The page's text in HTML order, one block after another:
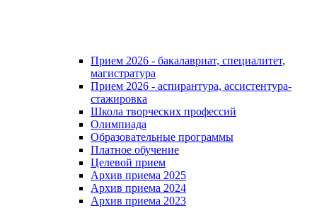
Прием 2026 - бакалавриат, специалитет,
магистратура
Прием 2026 - аспирантура, ассистентура-
стажировка
Школа творческих профессий
Олимпиада
Образовательные программы
Платное обучение
Целевой прием
Архив приема 2025
Архив приема 2024
Архив приема 2023